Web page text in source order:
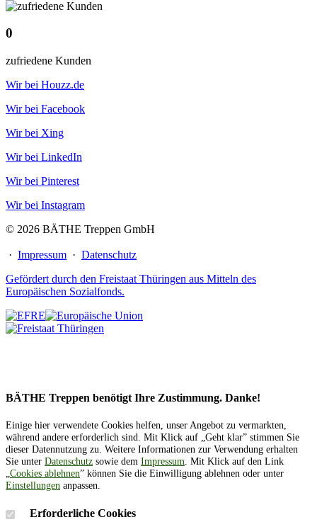
0
zufriedene Kunden
Wir bei Houzz.de
Wir bei Facebook
Wir bei Xing
Wir bei LinkedIn
Wir bei Pinterest
Wir bei Instagram
© 2026 BÄTHE Treppen GmbH
· Impressum · Datenschutz
Gefördert durch den Freistaat Thüringen aus Mitteln des
Europäischen Sozialfonds.
BÄTHE Treppen benötigt Ihre Zustimmung. Danke!
Einige hier verwendete Cookies helfen, unser Angebot zu vermarkten,
während andere erforderlich sind. Mit Klick auf „Geht klar” stimmen Sie
dieser Datennutzung zu. Weitere Informationen zur Verwendung erhalten
Sie unter Datenschutz sowie dem Impressum. Mit Klick auf den Link
„Cookies ablehnen” können Sie die Einwilligung ablehnen oder unter
Einstellungen anpassen.
Erforderliche Cookies